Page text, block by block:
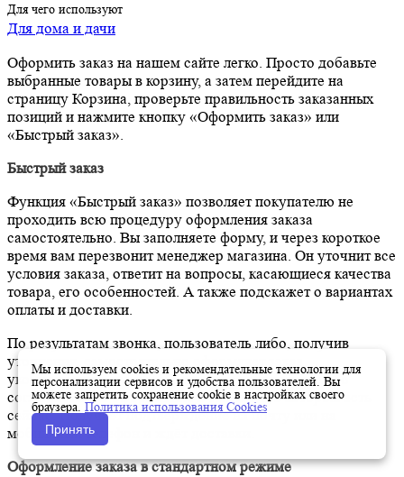
Для чего используют
Для дома и дачи
Оформить заказ на нашем сайте легко. Просто добавьте
выбранные товары в корзину, а затем перейдите на
страницу Корзина, проверьте правильность заказанных
позиций и нажмите кнопку «Оформить заказ» или
«Быстрый заказ».
Быстрый заказ
Функция «Быстрый заказ» позволяет покупателю не
проходить всю процедуру оформления заказа
самостоятельно. Вы заполняете форму, и через короткое
время вам перезвонит менеджер магазина. Он уточнит все
условия заказа, ответит на вопросы, касающиеся качества
товара, его особенностей. А также подскажет о вариантах
оплаты и доставки.
По результатам звонка, пользователь либо, получив
уточнения, самостоятельно оформляет заказ,
укомплектовав его необходимыми позициями, либо
соглашается на оформление в том виде, в котором есть
сейчас. Получает подтверждение на почту или на
мобильный телефон и ждёт доставки.
Оформление заказа в стандартном режиме
Мы используем cookies и рекомендательные технологии для
персонализации сервисов и удобства пользователей. Вы
можете запретить сохранение cookie в настройках своего
браузера. Политика использования Cookies
Принять